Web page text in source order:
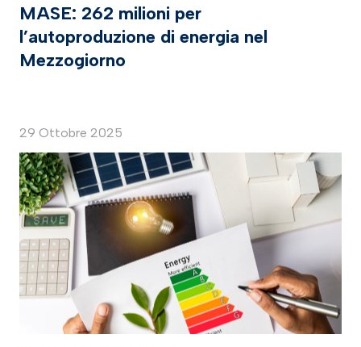
MASE: 262 milioni per
l’autoproduzione di energia nel
Mezzogiorno
29 Ottobre 2025